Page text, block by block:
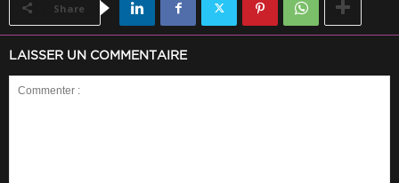
Share
LAISSER UN COMMENTAIRE